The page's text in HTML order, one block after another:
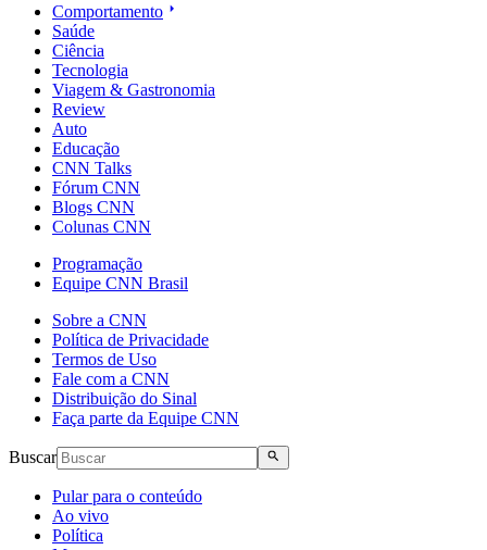
Comportamento
Saúde
Ciência
Tecnologia
Viagem & Gastronomia
Review
Auto
Educação
CNN Talks
Fórum CNN
Blogs CNN
Colunas CNN
Programação
Equipe CNN Brasil
Sobre a CNN
Política de Privacidade
Termos de Uso
Fale com a CNN
Distribuição do Sinal
Faça parte da Equipe CNN
Buscar
Pular para o conteúdo
Ao vivo
Política